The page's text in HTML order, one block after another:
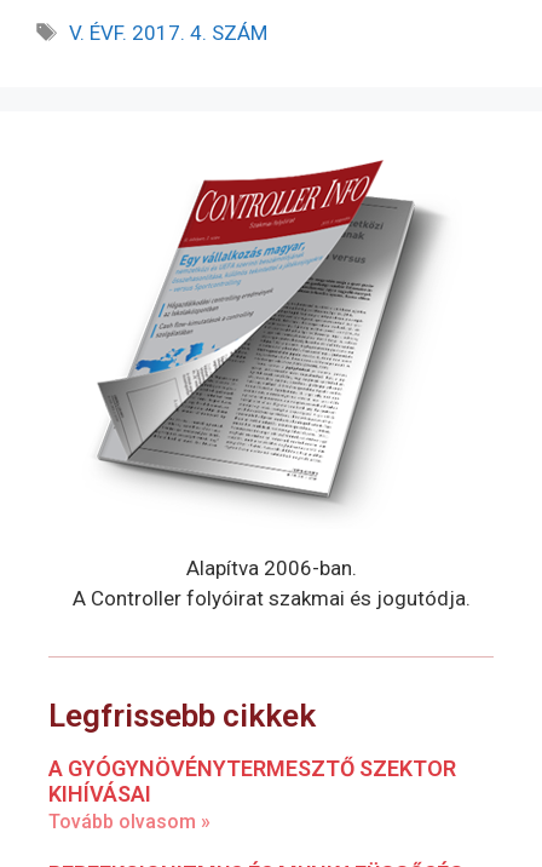
V. ÉVF. 2017. 4. SZÁM
Alapítva 2006-ban.
A Controller folyóirat szakmai és jogutódja.
Legfrissebb cikkek
A GYÓGYNÖVÉNYTERMESZTŐ SZEKTOR
KIHÍVÁSAI
Tovább olvasom »